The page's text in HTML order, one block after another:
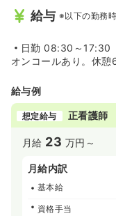
給与 ※以下の勤務
日勤 08:30～17:30
オンコールあり。休憩
給与例
想定給与 正看護師
月給 23 万円～
月給内訳
基本給
資格手当